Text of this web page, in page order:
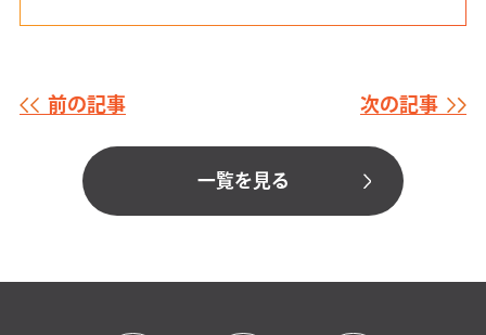
前の記事
一覧を見る
次の記事